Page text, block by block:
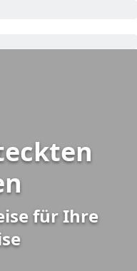
für Ihre